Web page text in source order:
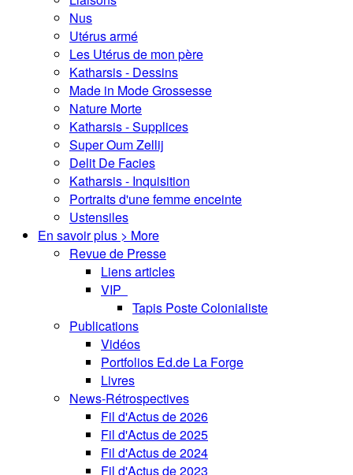
Nus
Utérus armé
Les Utérus de mon père
Katharsis - Dessins
Made in Mode Grossesse
Nature Morte
Katharsis - Supplices
Super Oum Zellij
Delit De Facies
Katharsis - Inquisition
Portraits d'une femme enceinte
Ustensiles
En savoir plus > More
Revue de Presse
Liens articles
VIP
Tapis Poste Colonialiste
Publications
Vidéos
Portfolios Ed.de La Forge
Livres
News-Rétrospectives
Fil d'Actus de 2026
Fil d'Actus de 2025
Fil d'Actus de 2024
Fil d'Actus de 2023